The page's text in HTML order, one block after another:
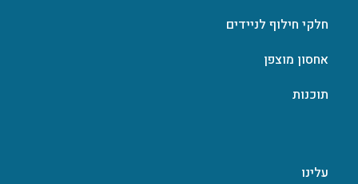
חלקי חילוף לניידים
אחסון מוצפן
תוכנות
עלינו